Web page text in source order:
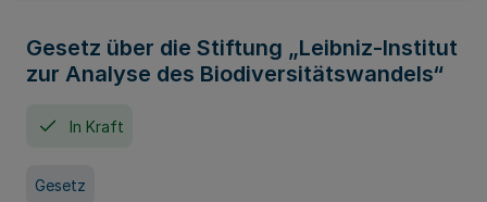
Gesetz über die Stiftung „Leibniz-Institut
zur Analyse des Biodiversitätswandels“
In Kraft
Gesetz